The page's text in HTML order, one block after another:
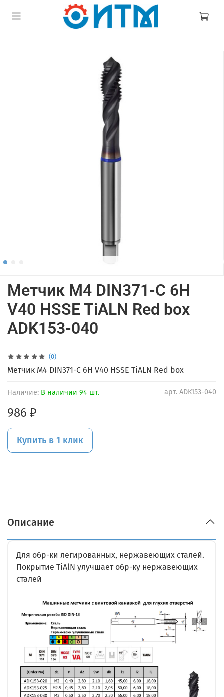
(0)
арт. ADK153-040
Наличие: В наличии 94 шт.
Метчик М4 DIN371-С 6H
V40 HSSE TiALN Red box
ADK153-040
986 ₽
Купить в 1 клик
Метчик М4 DIN371-С 6H V40 HSSE TiALN Red box
Описание
Для обр-ки легированных, нержавеющих сталей.
Покрытие TiAlN улучшает обр-ку нержавеющих
сталей